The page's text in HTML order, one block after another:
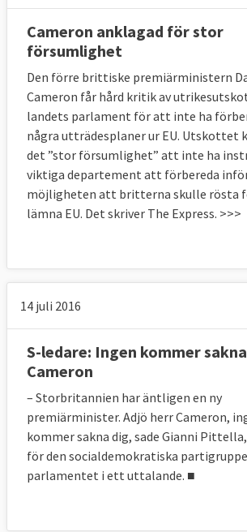
Cameron anklagad för stor
försumlighet
Den förre brittiske premiärministern
Cameron får hård kritik av
landets parlament för att inte ha
några utträdesplaner ur EU. Utskottet
det ”stor försumlighet” att inte ha
viktiga departement att förbereda
möjligheten att britterna skulle rösta
lämna EU. Det skriver The Express. >>>
14 juli 2016
S-ledare: Ingen kommer sakna
Cameron
– Storbritannien har äntligen en ny
premiärminister. Adjö herr Cameron,
kommer sakna dig, sade Gianni
för den socialdemokratiska
parlamentet i ett uttalande. ■